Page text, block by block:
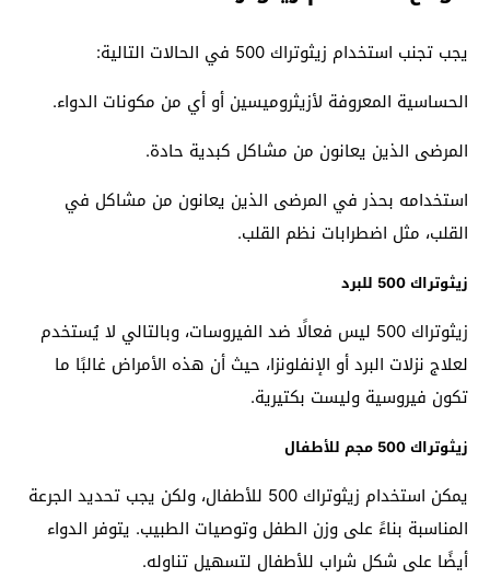
يجب تجنب استخدام زيثوتراك 500 في الحالات التالية:
الحساسية المعروفة لأزيثروميسين أو أي من مكونات الدواء.
المرضى الذين يعانون من مشاكل كبدية حادة.
استخدامه بحذر في المرضى الذين يعانون من مشاكل في
القلب، مثل اضطرابات نظم القلب.
زيثوتراك 500 للبرد
زيثوتراك 500 ليس فعالًا ضد الفيروسات، وبالتالي لا يُستخدم
لعلاج نزلات البرد أو الإنفلونزا، حيث أن هذه الأمراض غالبًا ما
تكون فيروسية وليست بكتيرية.
زيثوتراك 500 مجم للأطفال
يمكن استخدام زيثوتراك 500 للأطفال، ولكن يجب تحديد الجرعة
المناسبة بناءً على وزن الطفل وتوصيات الطبيب. يتوفر الدواء
أيضًا على شكل شراب للأطفال لتسهيل تناوله.